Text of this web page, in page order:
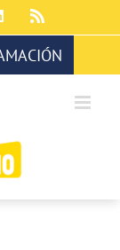
LinkedIn